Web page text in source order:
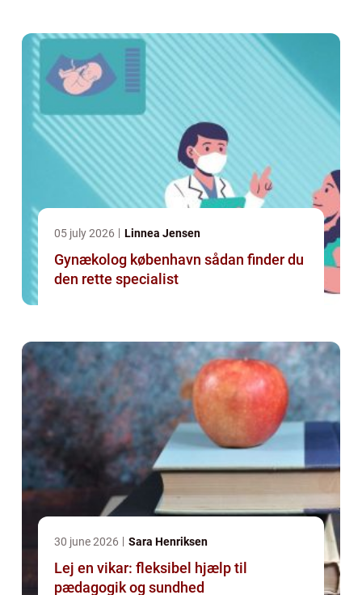
05 july 2026 Linnea Jensen
Gynækolog københavn sådan finder du
den rette specialist
30 june 2026 Sara Henriksen
Lej en vikar: fleksibel hjælp til
pædagogik og sundhed